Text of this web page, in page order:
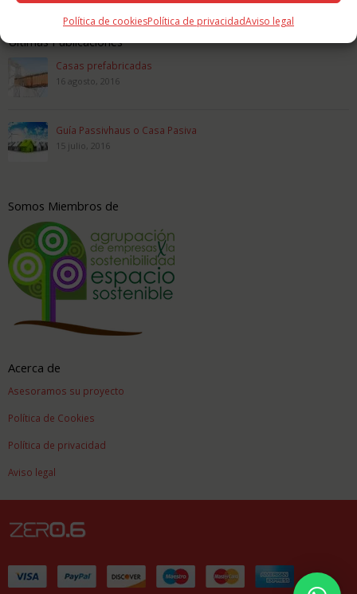
Política de cookiesPolítica de privacidadAviso legal
Últimas Publicaciones
Casas prefabricadas
16 agosto, 2016
Guía Passivhaus o Casa Pasiva
15 julio, 2016
Somos Miembros de
Acerca de
Asesoramos su proyecto
Política de Cookies
Política de privacidad
Aviso legal